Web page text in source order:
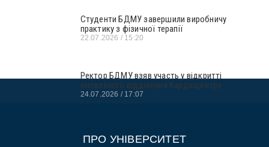
Студенти БДМУ завершили виробничу
практику з фізичної терапії
22.07.2026 15:20
Ректор БДМУ взяв участь у відкритті
оновленого відділення Кардіоцентру
24.07.2026 17:07
ПРО УНІВЕРСИТЕТ